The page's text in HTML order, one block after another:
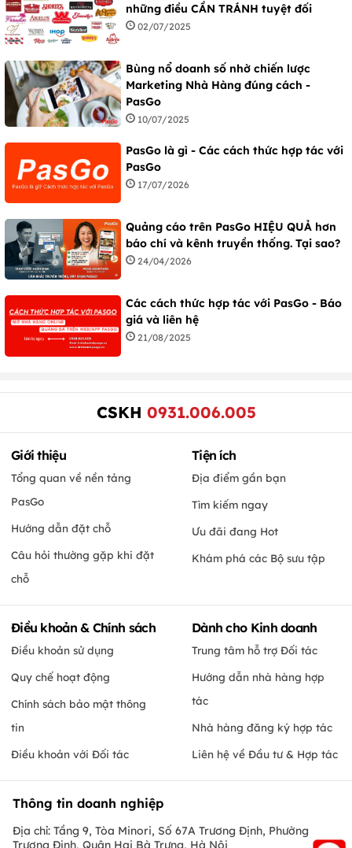
những điều CẦN TRÁNH tuyệt đối
02/07/2025
Bùng nổ doanh số nhờ chiến lược
Marketing Nhà Hàng đúng cách -
PasGo
10/07/2025
PasGo là gì - Các cách thức hợp tác với
PasGo
17/07/2026
Quảng cáo trên PasGo HIỆU QUẢ hơn
báo chí và kênh truyền thống. Tại sao?
24/04/2026
Các cách thức hợp tác với PasGo - Báo
giá và liên hệ
21/08/2025
CSKH 0931.006.005
Giới thiệu
Tổng quan về nền tảng
PasGo
Hướng dẫn đặt chỗ
Câu hỏi thường gặp khi đặt
chỗ
Tiện ích
Địa điểm gần bạn
Tìm kiếm ngay
Ưu đãi đang Hot
Khám phá các Bộ sưu tập
Điều khoản & Chính sách
Điều khoản sử dụng
Quy chế hoạt động
Chính sách bảo mật thông
tin
Điều khoản với Đối tác
Dành cho Kinh doanh
Trung tâm hỗ trợ Đối tác
Hướng dẫn nhà hàng hợp
tác
Nhà hàng đăng ký hợp tác
Liên hệ về Đầu tư & Hợp tác
Thông tin doanh nghiệp
Địa chỉ: Tầng 9, Tòa Minori, Số 67A Trương Định, Phường
Trương Định, Quận Hai Bà Trưng, Hà Nội